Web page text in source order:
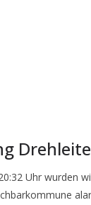
Uhr wurden